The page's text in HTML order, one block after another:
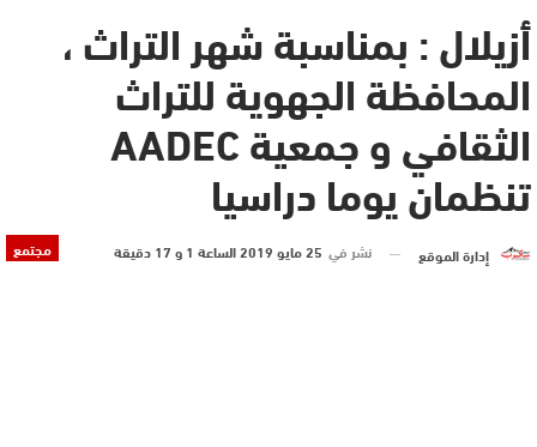
أزيلال : بمناسبة شهر التراث ،
المحافظة الجهوية للتراث
الثقافي و جمعية AADEC
تنظمان يوما دراسيا
مجتمع إدارة الموقع نشر في 25 مايو 2019 الساعة 1 و 17 دقيقة